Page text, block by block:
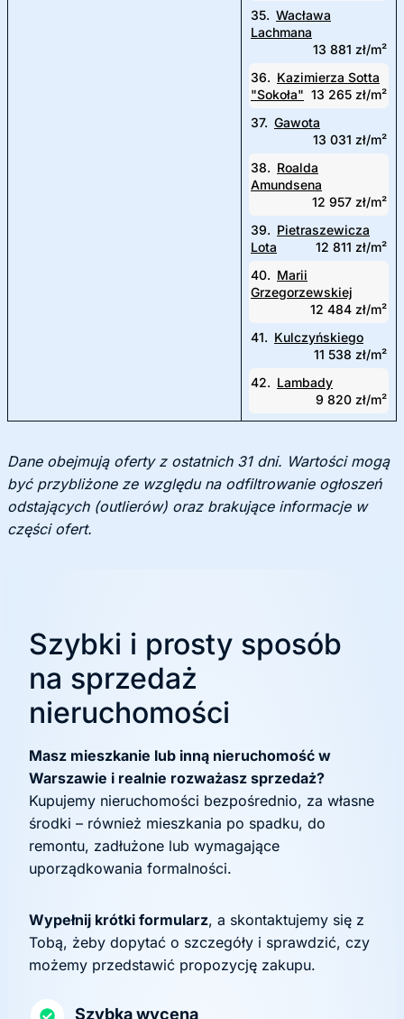
35. Wacława
Lachmana
13 881 zł/m²
36. Kazimierza Sotta
"Sokoła" 13 265 zł/m²
37. Gawota
13 031 zł/m²
38. Roalda
Amundsena
12 957 zł/m²
39. Pietraszewicza
Lota
12 811 zł/m²
40. Marii
Grzegorzewskiej
12 484 zł/m²
41. Kulczyńskiego
11 538 zł/m²
42. Lambady
9 820 zł/m²
Dane obejmują oferty z ostatnich 31 dni. Wartości mogą
być przybliżone ze względu na odfiltrowanie ogłoszeń
odstających (outlierów) oraz brakujące informacje w
części ofert.
Szybki i prosty sposób
na sprzedaż
nieruchomości
Masz mieszkanie lub inną nieruchomość w
Warszawie i realnie rozważasz sprzedaż?
Kupujemy nieruchomości bezpośrednio, za własne
środki – również mieszkania po spadku, do
remontu, zadłużone lub wymagające
uporządkowania formalności.
Wypełnij krótki formularz, a skontaktujemy się z
Tobą, żeby dopytać o szczegóły i sprawdzić, czy
możemy przedstawić propozycję zakupu.
Szybka wycena